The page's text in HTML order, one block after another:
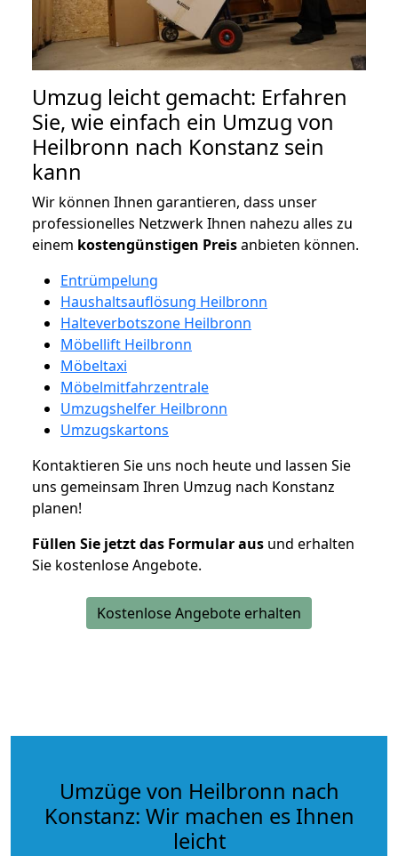
Umzug leicht gemacht: Erfahren
Sie, wie einfach ein Umzug von
Heilbronn nach Konstanz sein
kann
Wir können Ihnen garantieren, dass unser
professionelles Netzwerk Ihnen nahezu alles zu
einem kostengünstigen Preisanbieten können.
Entrümpelung
Haushaltsauflösung Heilbronn
Halteverbotszone Heilbronn
Möbellift Heilbronn
Möbeltaxi
Möbelmitfahrzentrale
Umzugshelfer Heilbronn
Umzugskartons
Kontaktieren Sie uns noch heute und lassen Sie
uns gemeinsam Ihren Umzug nach Konstanz
planen!
Füllen Sie jetzt das Formular aus und erhalten
Sie kostenlose Angebote.
Kostenlose Angebote erhalten
Umzüge von Heilbronn nach
Konstanz: Wir machen es Ihnen
leicht